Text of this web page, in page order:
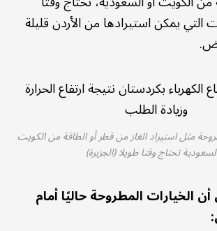
التي يمكن استيرادها من الأردن قليلة
مثل استيراد الغاز من قطر أو الطاقة من الكويت
تحتاج وقتا طويلا (الجزيرة)
الخيارات المطروحة حاليًا أمام